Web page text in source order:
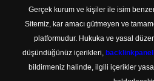
Gerçek kurum ve kişiler ile isim
Sitemiz, kar amacı gütmeyen ve
platformudur. Hukuka ve yasal
düşündüğünüz içerikleri,
bildirmeniz halinde, ilgili içerikler